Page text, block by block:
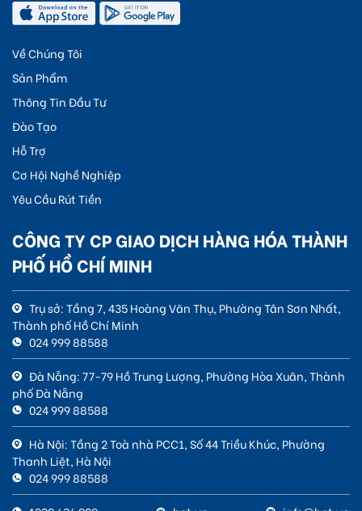
Về Chúng Tôi
Sản Phẩm
Thông Tin Đầu Tư
Đào Tạo
Hỗ Trợ
Cơ Hội Nghề Nghiệp
Yêu Cầu Rút Tiền
CÔNG TY CP GIAO DỊCH HÀNG HÓA THÀNH
PHỐ HỒ CHÍ MINH
Trụ sở: Tầng 7, 435 Hoàng Văn Thụ, Phường Tân Sơn Nhất,
Thành phố Hồ Chí Minh
024 999 88588
Đà Nẵng: 77-79 Hồ Trung Lượng, Phường Hòa Xuân, Thành
phố Đà Nẵng
024 999 88588
Hà Nội: Tầng 2 Toà nhà PCC1, Số 44 Triều Khúc, Phường
Thanh Liệt, Hà Nội
024 999 88588